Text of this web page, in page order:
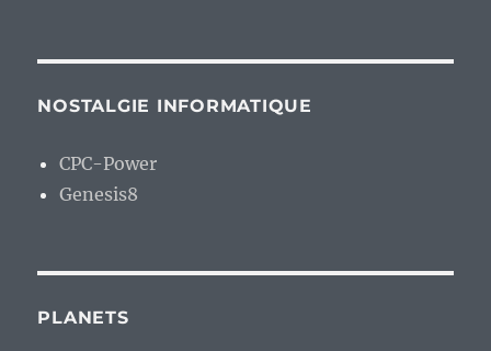
NOSTALGIE INFORMATIQUE
CPC-Power
Genesis8
PLANETS